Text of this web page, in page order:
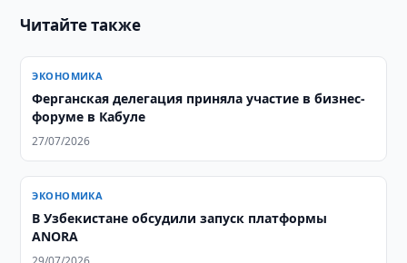
Читайте также
ЭКОНОМИКА
​​​​​​​Ферганская делегация приняла участие в бизнес-
форуме в Кабуле
27/07/2026
ЭКОНОМИКА
В Узбекистане обсудили запуск платформы
ANORA